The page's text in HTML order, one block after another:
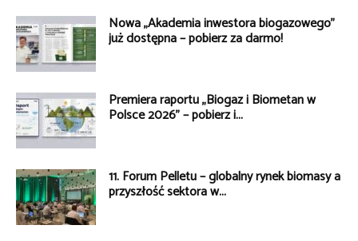
Nowa „Akademia inwestora biogazowego”
już dostępna – pobierz za darmo!
Premiera raportu „Biogaz i Biometan w
Polsce 2026” – pobierz i...
11. Forum Pelletu – globalny rynek biomasy a
przyszłość sektora w...